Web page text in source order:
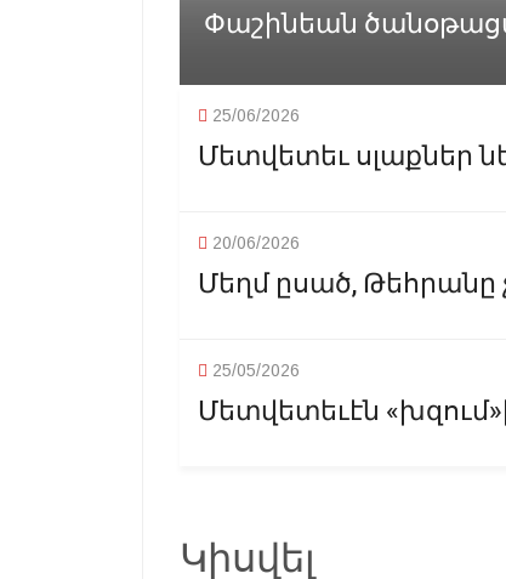
Փաշինեան
25/06/2026
Մետվետեւ սլաքներ
20/06/2026
Մեղմ ըսած,
25/05/2026
Մետվետեւէն
Կիսվել